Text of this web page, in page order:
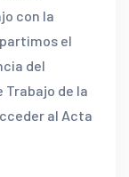
con la
el
del
Trabajo de la
al Acta